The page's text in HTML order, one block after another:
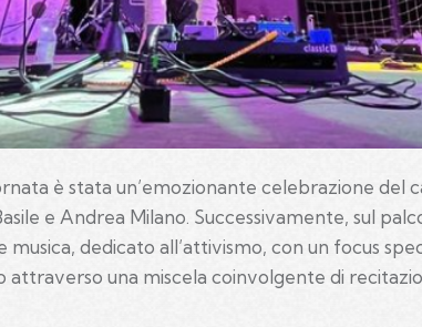
è stata un’emozionante celebrazione del
e Andrea Milano. Successivamente, sul
musica, dedicato all’attivismo, con un focus
attraverso una miscela coinvolgente di